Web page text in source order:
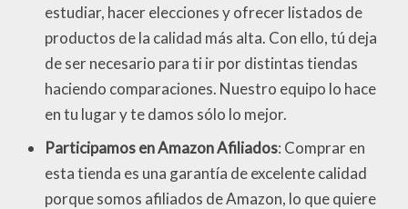
estudiar, hacer elecciones y ofrecer listados de
productos de la calidad más alta. Con ello, tú deja
de ser necesario para ti ir por distintas tiendas
haciendo comparaciones. Nuestro equipo lo hace
en tu lugar y te damos sólo lo mejor.
Participamos en Amazon Afiliados: Comprar en
esta tienda es una garantía de excelente calidad
porque somos afiliados de Amazon, lo que quiere